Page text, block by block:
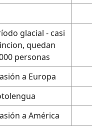
glacial - casi
quedan
personas
a Europa
a América